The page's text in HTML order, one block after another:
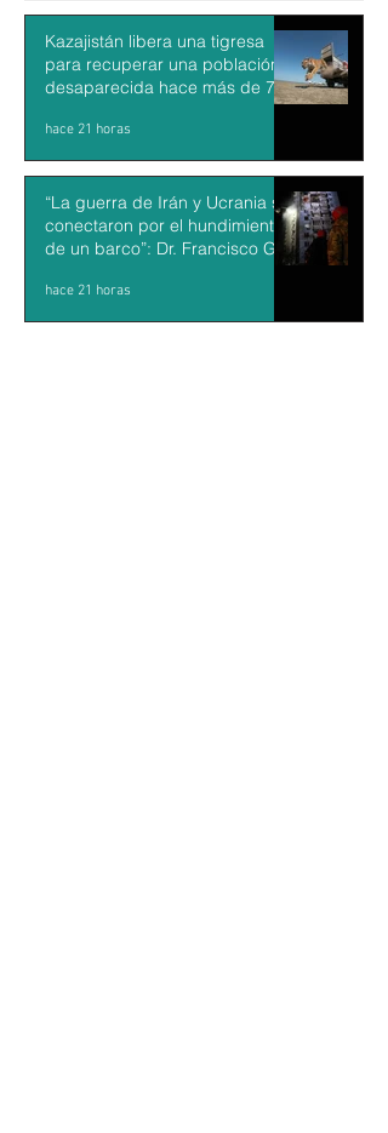
Kazajistán libera una tigresa
para recuperar una población
desaparecida hace más de 70
hace 21 horas
“La guerra de Irán y Ucrania se
conectaron por el hundimiento
de un barco”: Dr. Francisco Gil
hace 21 horas